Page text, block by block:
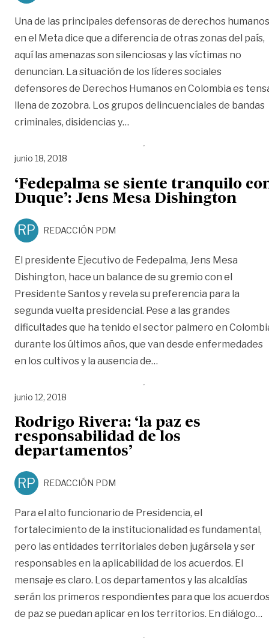
Una de las principales defensoras de derechos humanos
en el Meta dice que a diferencia de otras zonas del país,
aquí las amenazas son silenciosas y las víctimas no
denuncian. La situación de los líderes sociales
defensores de Derechos Humanos en Colombia es
llena de zozobra. Los grupos delincuenciales de bandas
criminales, disidencias y…
junio 18, 2018
‘Fedepalma se siente tranquilo
Duque’: Jens Mesa Dishington
RP REDACCIÓN PDM
El presidente Ejecutivo de Fedepalma, Jens Mesa
Dishington, hace un balance de su gremio con el
Presidente Santos y revela su preferencia para la
segunda vuelta presidencial. Pese a las grandes
dificultades que ha tenido el sector palmero en
durante los últimos años, que van desde enfermedades
en los cultivos y la ausencia de…
junio 12, 2018
Rodrigo Rivera: ‘la paz es
responsabilidad de los
departamentos’
RP REDACCIÓN PDM
Para el alto funcionario de Presidencia, el
fortalecimiento de la institucionalidad es fundamental,
pero las entidades territoriales deben jugársela y ser
responsables en la aplicabilidad de los acuerdos. El
mensaje es claro. Los departamentos y las alcaldías
serán los primeros respondientes para que los
de paz se puedan aplicar en los territorios. En diálogo…